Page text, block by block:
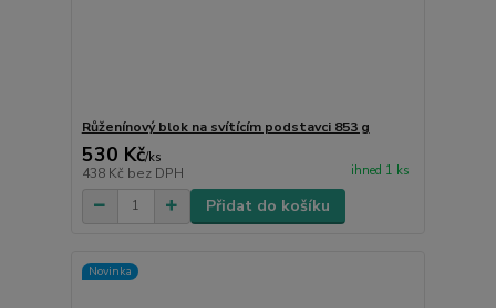
Růženínový blok na svítícím podstavci 853 g
530 Kč/ks
438 Kč bez DPH ihned 1 ks
Přidat do košíku
Novinka